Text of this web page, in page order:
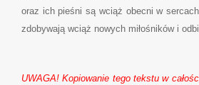
oraz ich pieśni są wciąż obecni w
zdobywają wciąż nowych miłośników i
UWAGA! Kopiowanie tego tekstu w